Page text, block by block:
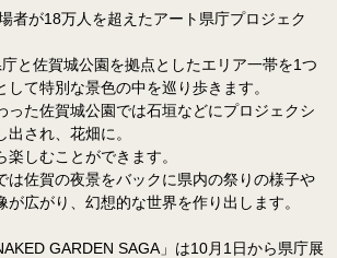
者が18万人を超えたアート県庁プロジェク
と佐賀城公園を拠点としたエリア一帯を1つ
て特別な景色の中を巡り歩きます。
った佐賀城公園では石垣などにプロジェクシ
出され、花畑に。
しむことができます。
は佐賀の夜景をバックに県内の祭りの様子や
広がり、幻想的な世界を作り出します。
GARDEN SAGA」は10月1日から県庁展